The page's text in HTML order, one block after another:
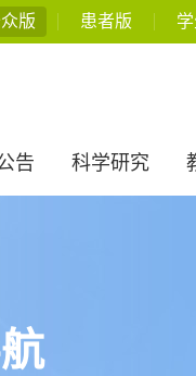
版 患者版
告 科学研究